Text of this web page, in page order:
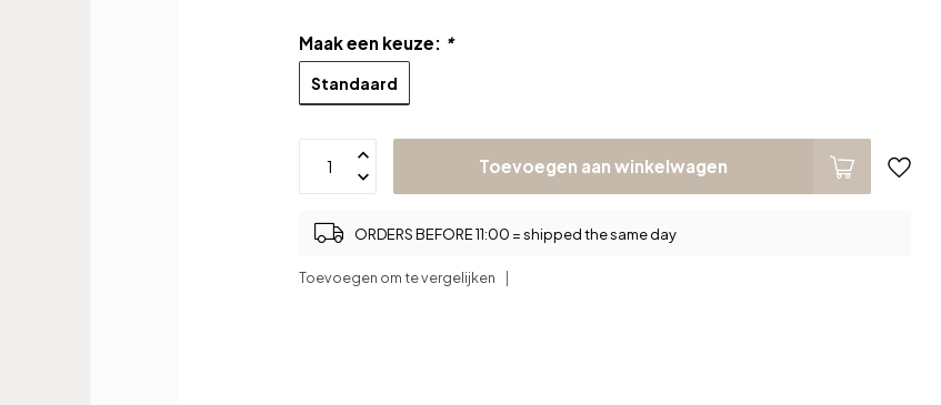
Maak een keuze: *
Standaard
Toevoegen aan winkelwagen
ORDERS BEFORE 11:00 = shipped the same day
Toevoegen om te vergelijken